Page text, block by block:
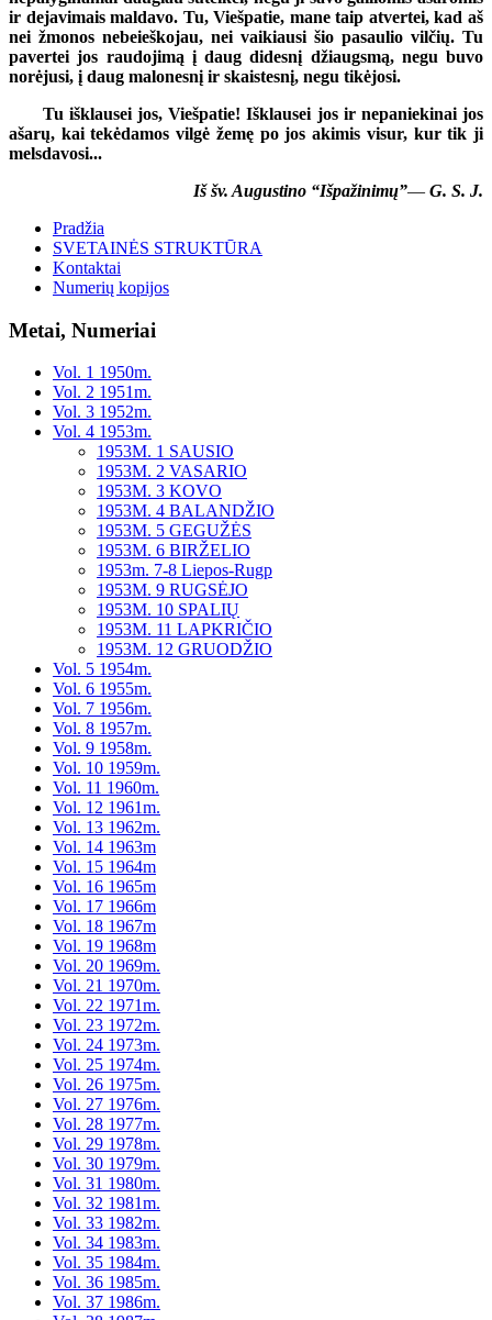
ir dejavimais maldavo. Tu, Viešpatie, mane taip atvertei, kad aš
nei žmonos nebeieškojau, nei vaikiausi šio pasaulio vilčių. Tu
pavertei jos raudojimą į daug didesnį džiaugsmą, negu buvo
norėjusi, į daug malonesnį ir skaistesnį, negu tikėjosi.
Tu išklausei jos, Viešpatie! Išklausei jos ir nepaniekinai jos
ašarų, kai tekėdamos vilgė žemę po jos akimis visur, kur tik ji
melsdavosi...
Iš šv. Augustino “Išpažinimų”— G. S. J.
Pradžia
SVETAINĖS STRUKTŪRA
Kontaktai
Numerių kopijos
Metai, Numeriai
Vol. 1 1950m.
Vol. 2 1951m.
Vol. 3 1952m.
Vol. 4 1953m.
1953M. 1 SAUSIO
1953M. 2 VASARIO
1953M. 3 KOVO
1953M. 4 BALANDŽIO
1953M. 5 GEGUŽĖS
1953M. 6 BIRŽELIO
1953m. 7-8 Liepos-Rugp
1953M. 9 RUGSĖJO
1953M. 10 SPALIŲ
1953M. 11 LAPKRIČIO
1953M. 12 GRUODŽIO
Vol. 5 1954m.
Vol. 6 1955m.
Vol. 7 1956m.
Vol. 8 1957m.
Vol. 9 1958m.
Vol. 10 1959m.
Vol. 11 1960m.
Vol. 12 1961m.
Vol. 13 1962m.
Vol. 14 1963m
Vol. 15 1964m
Vol. 16 1965m
Vol. 17 1966m
Vol. 18 1967m
Vol. 19 1968m
Vol. 20 1969m.
Vol. 21 1970m.
Vol. 22 1971m.
Vol. 23 1972m.
Vol. 24 1973m.
Vol. 25 1974m.
Vol. 26 1975m.
Vol. 27 1976m.
Vol. 28 1977m.
Vol. 29 1978m.
Vol. 30 1979m.
Vol. 31 1980m.
Vol. 32 1981m.
Vol. 33 1982m.
Vol. 34 1983m.
Vol. 35 1984m.
Vol. 36 1985m.
Vol. 37 1986m.